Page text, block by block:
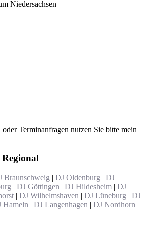
oder Terminanfragen nutzen Sie bitte mein
Regional
Braunschweig | DJ Oldenburg | DJ
| DJ Göttingen | DJ Hildesheim | DJ
| DJ Wilhelmshaven | DJ Lüneburg | DJ
Hameln | DJ Langenhagen | DJ Nordhorn |